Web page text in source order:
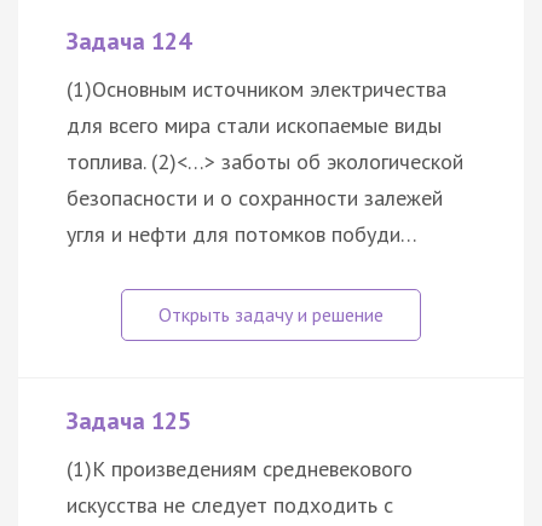
Задача 124
(1)Основным источником электричества
для всего мира стали ископаемые виды
топлива. (2)<…> заботы об экологической
безопасности и о сохранности залежей
угля и нефти для потомков побуди…
Задача 125
(1)К произведениям средневекового
искусства не следует подходить с